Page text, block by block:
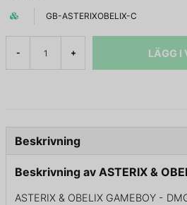
GB-ASTERIXOBELIX-C
- + LÄGG I
Beskrivning
Beskrivning av ASTERIX &
ASTERIX & OBELIX GAMEBOY -